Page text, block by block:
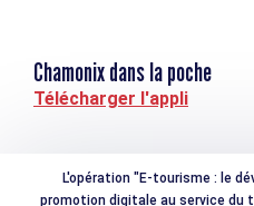
Chamonix dans la poche
Télécharger l'appli
L'opération "E-tourisme : le
promotion digitale au service du